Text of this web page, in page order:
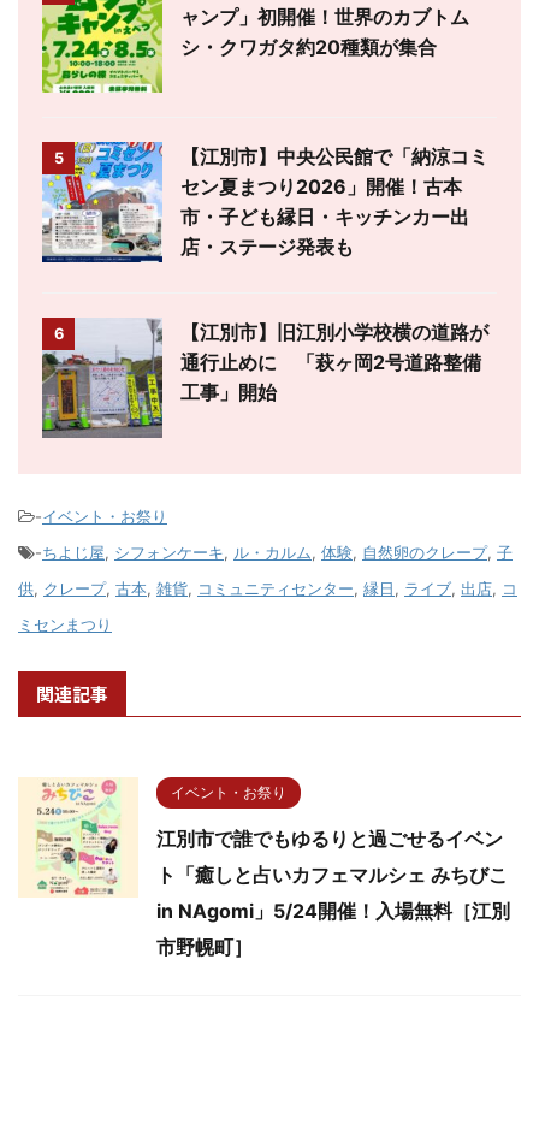
ャンプ」初開催！世界のカブトム
シ・クワガタ約20種類が集合
5
【江別市】中央公民館で「納涼コミ
セン夏まつり2026」開催！古本
市・子ども縁日・キッチンカー出
店・ステージ発表も
6
【江別市】旧江別小学校横の道路が
通行止めに 「萩ヶ岡2号道路整備
工事」開始
-イベント・お祭り
-ちよじ屋, シフォンケーキ, ル・カルム, 体験, 自然卵のクレープ, 子
供, クレープ, 古本, 雑貨, コミュニティセンター, 縁日, ライブ, 出店, コ
ミセンまつり
関連記事
イベント・お祭り
江別市で誰でもゆるりと過ごせるイベン
ト「癒しと占いカフェマルシェ みちびこ
in NAgomi」5/24開催！入場無料［江別
市野幌町］